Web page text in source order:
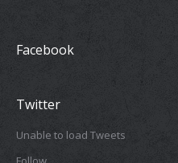
Facebook
Twitter
Unable to load Tweets